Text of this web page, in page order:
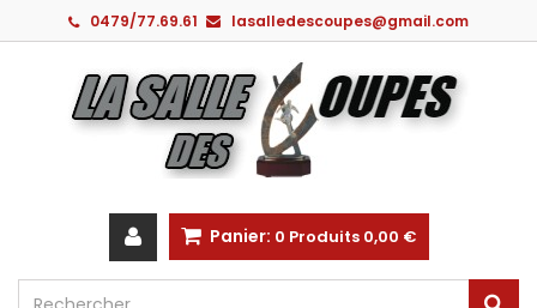
0479/77.69.61 lasalledescoupes@gmail.com
Panier: 0 Produits 0,00 €